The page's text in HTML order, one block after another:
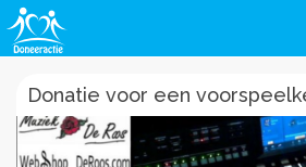
Donatie voor een